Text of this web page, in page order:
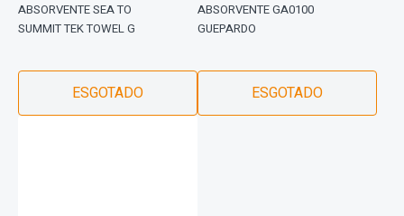
ABSORVENTE SEA TO
SUMMIT TEK TOWEL G
ESGOTADO
ABSORVENTE GA0100
GUEPARDO
ESGOTADO